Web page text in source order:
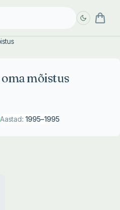
mõistus
Aastad: 1995–1995